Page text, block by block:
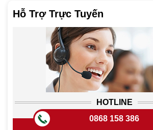
Hỗ Trợ Trực Tuyến
HOTLINE
0868 158 386